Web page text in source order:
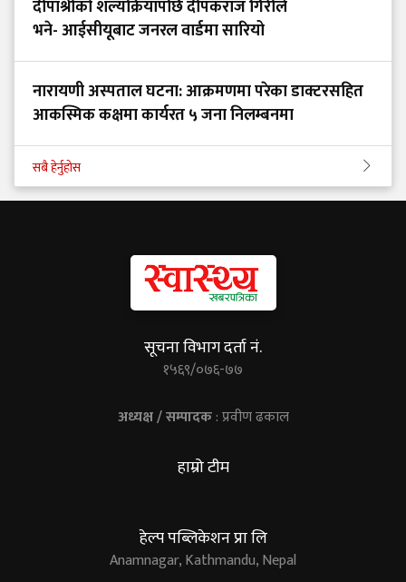
दीपाश्रीको शल्यक्रियापछि दीपकराज गिरीले
भने- आईसीयूबाट जनरल वार्डमा सारियो
नारायणी अस्पताल घटना: आक्रमणमा परेका डाक्टरसहित
आकस्मिक कक्षमा कार्यरत ५ जना निलम्बनमा
सबै हेर्नुहोस
सूचना विभाग दर्ता नं.
१५६९/०७६-७७
अध्यक्ष / सम्पादक: प्रवीण ढकाल
हाम्रो टीम
हेल्प पब्लिकेशन प्रा लि
Anamnagar, Kathmandu, Nepal